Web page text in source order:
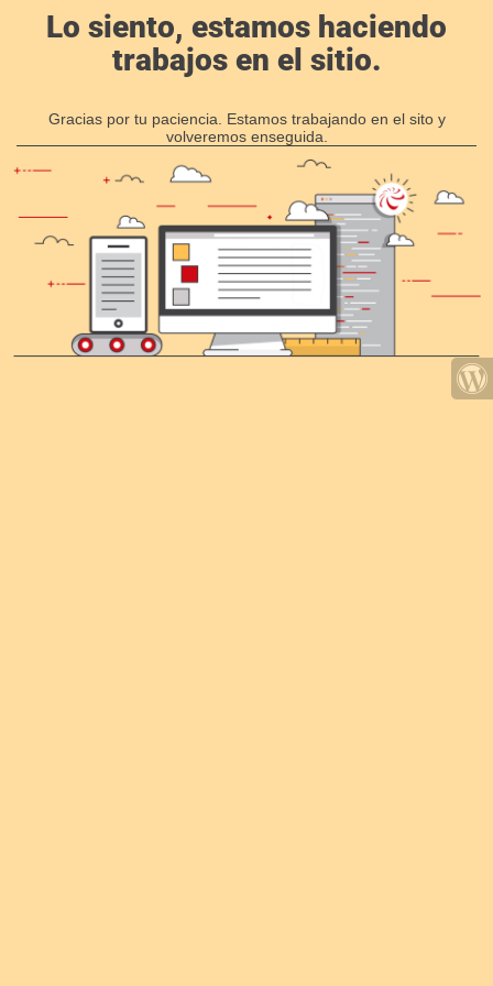
Lo siento, estamos haciendo
trabajos en el sitio.
Gracias por tu paciencia. Estamos trabajando en el sito y
volveremos enseguida.